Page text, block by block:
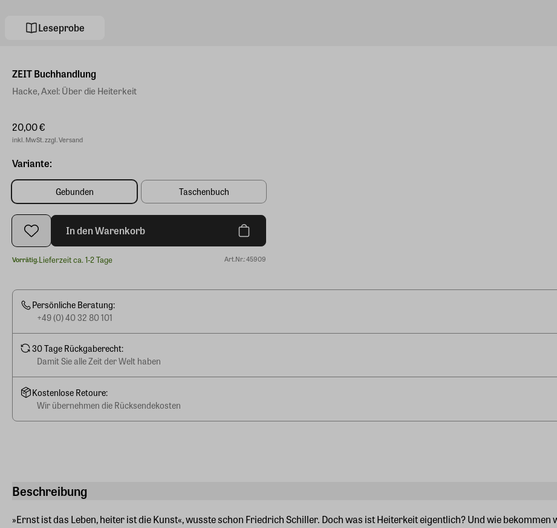
Leseprobe
Beschreibung
»Ernst ist das Leben, heiter ist die Kunst«, wusste schon Friedrich Schiller. Doch was ist Heiterkeit eigentlich? Und wie
ZEIT Buchhandlung
Hacke, Axel: Über die Heiterkeit
20,00 €
inkl. MwSt. zzgl. Versand
Variante:
Gebunden Taschenbuch
In den Warenkorb
Vorrätig.Lieferzeit ca. 1-2 Tage Art.Nr.: 45909
Persönliche Beratung:
+49 (0) 40 32 80 101
30 Tage Rückgaberecht:
Damit Sie alle Zeit der Welt haben
Kostenlose Retoure:
Wir übernehmen die Rücksendekosten